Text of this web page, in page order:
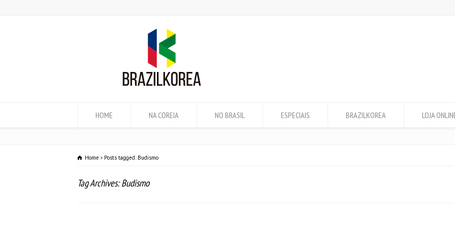
HOME NA COREIA NO BRASIL ESPECIAIS BRAZILKOREA LOJA
Home Posts tagged: Budismo
Tag Archives: Budismo